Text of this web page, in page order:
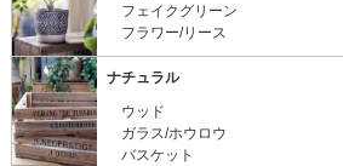
フェイクグリーン
フラワー/リース
ナチュラル
ウッド
ガラス/ホウロウ
バスケット